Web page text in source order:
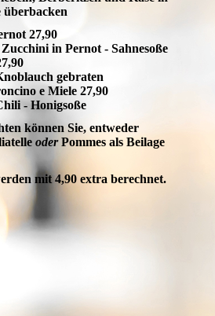
überbacken
27,90
in Pernot - Sahnesoße
gebraten
e Miele 27,90
- Honigsoße
können Sie, entweder
oderPommes als Beilage
mit 4,90 extra berechnet.